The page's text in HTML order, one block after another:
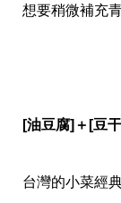
想要稍微補充
[油豆腐]＋[豆
台灣的小菜經